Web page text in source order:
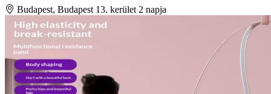
Budapest, Budapest 13. kerület 2 napja